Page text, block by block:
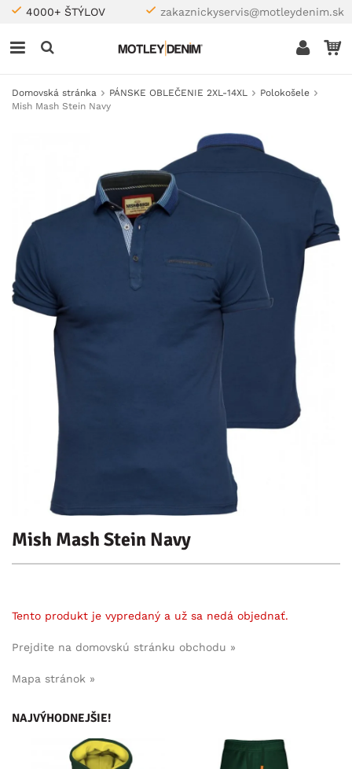
4000+ ŠTÝLOV zakaznickyservis@motleydenim.sk
Domovská stránka PÁNSKE OBLEČENIE 2XL-14XL
Polokošele
Mish Mash Stein Navy
Mish Mash Stein Navy
Tento produkt je vypredaný a už sa nedá objednať.
Prejdite na domovskú stránku obchodu »
Mapa stránok »
NAJVÝHODNEJŠIE!